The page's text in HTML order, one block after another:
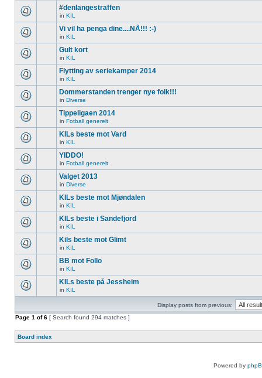
#denlangestraffen
in KIL
Vi vil ha penga dine....NÅ!!! :-)
in KIL
Gult kort
in KIL
Flytting av seriekamper 2014
in KIL
Dommerstanden trenger nye folk!!!
in Diverse
Tippeligaen 2014
in Fotball generelt
KILs beste mot Vard
in KIL
YIDDO!
in Fotball generelt
Valget 2013
in Diverse
KILs beste mot Mjøndalen
in KIL
KILs beste i Sandefjord
in KIL
Kils beste mot Glimt
in KIL
BB mot Follo
in KIL
KILs beste på Jessheim
in KIL
Display posts from previous:
Page 1 of6 [ Search found 294 matches ]
Board index
Powered by